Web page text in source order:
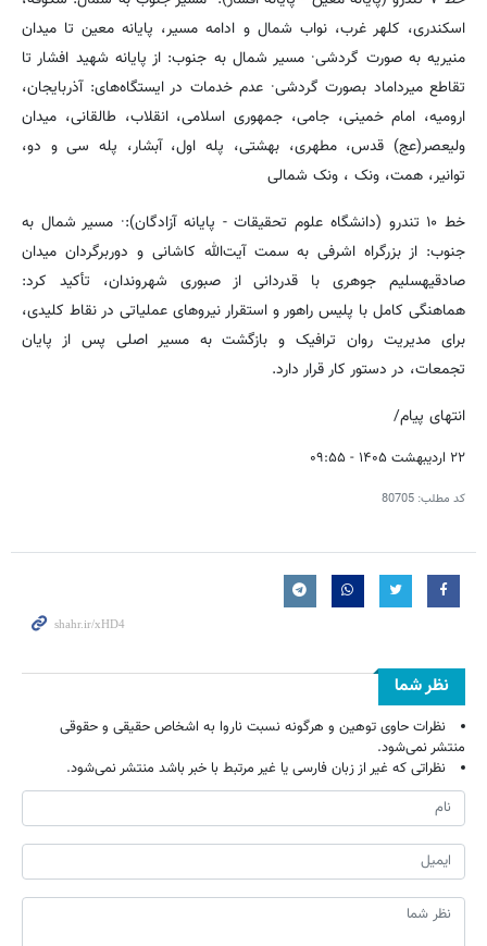
اسکندری، کلهر غرب، نواب شمال و ادامه مسیر، پایانه معین تا میدان
منیریه به صورت گردشی· مسیر شمال به جنوب: از پایانه شهید افشار تا
تقاطع میرداماد بصورت گردشی· عدم خدمات در ایستگاه‌های: آذربایجان،
ارومیه، امام خمینی، جامی، جمهوری اسلامی، انقلاب، طالقانی، میدان
ولیعصر(عج) قدس، مطهری، بهشتی، پله اول، آبشار، پله سی و دو،
توانیر، همت، ونک ، ونک شمالی
خط ۱۰ تندرو (دانشگاه علوم تحقیقات - پایانه آزادگان):· مسیر شمال به
جنوب: از بزرگراه اشرفی به سمت آیت‌الله کاشانی و دوربرگردان میدان
صادقیهسلیم جوهری با قدردانی از صبوری شهروندان، تأکید کرد:
هماهنگی کامل با پلیس راهور و استقرار نیروهای عملیاتی در نقاط کلیدی،
برای مدیریت روان ترافیک و بازگشت به مسیر اصلی پس از پایان
تجمعات، در دستور کار قرار دارد.
انتهای پیام/
۲۲ اردیبهشت ۱۴۰۵ - ۰۹:۵۵
کد مطلب: 80705
نظر شما
نظرات حاوی توهین و هرگونه نسبت ناروا به اشخاص حقیقی و حقوقی
منتشر نمی‌شود.
نظراتی که غیر از زبان فارسی یا غیر مرتبط با خبر باشد منتشر نمی‌شود.